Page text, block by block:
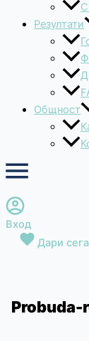
Резултати
Общност
Вход
Дари
Probuda-